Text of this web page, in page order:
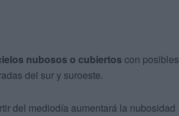
nubosos o cubiertos con posibles
del sur y suroeste.
del mediodía aumentará la nubosidad